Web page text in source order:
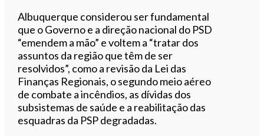
Albuquerque considerou ser fundamental
que o Governo e a direção nacional do PSD
“emendem a mão” e voltem a “tratar dos
assuntos da região que têm de ser
resolvidos”, como a revisão da Lei das
Finanças Regionais, o segundo meio aéreo
de combate a incêndios, as dívidas dos
subsistemas de saúde e a reabilitação das
esquadras da PSP degradadas.